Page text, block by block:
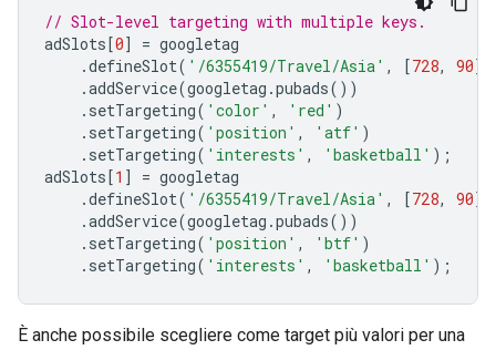
// Slot-level targeting with multiple keys.
adSlots[0] = googletag
.defineSlot( '/6355419/Travel/Asia' , [728, 90],
.addService(googletag .pubads())
. setTargeting( 'color' , 'red' )
. setTargeting( 'position' , 'atf' )
. setTargeting( 'interests' , 'basketball' );
adSlots[1 ] = googletag
.defineSlot( '/6355419/Travel/Asia' , [728, 90],
.addService(googletag .pubads())
. setTargeting( 'position' , 'btf' )
. setTargeting( 'interests' , 'basketball' );
È anche possibile scegliere come target più valori per una